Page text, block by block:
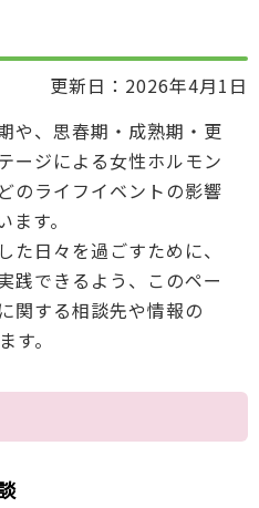
更新日：2026年4月1日
や、思春期・成熟期・更
ージによる女性ホルモン
のライフイベントの影響
す。
日々を過ごすために、
践できるよう、このペー
関する相談先や情報の
す。